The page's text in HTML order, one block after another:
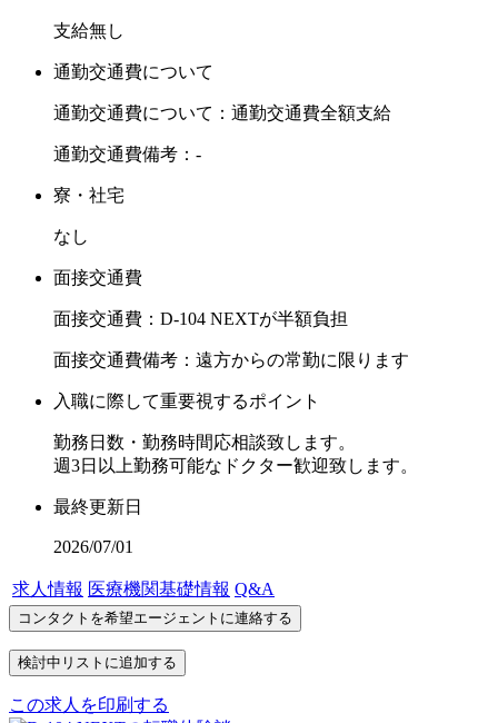
支給無し
通勤交通費について
通勤交通費について：通勤交通費全額支給
通勤交通費備考：-
寮・社宅
なし
面接交通費
面接交通費：D-104 NEXTが半額負担
面接交通費備考：遠方からの常勤に限ります
入職に際して重要視するポイント
勤務日数・勤務時間応相談致します。
週3日以上勤務可能なドクター歓迎致します。
最終更新日
2026/07/01
求人情報 医療機関基礎情報 Q&A
この求人を印刷する